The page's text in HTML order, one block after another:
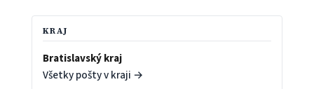
KRAJ
Bratislavský kraj
Všetky pošty v kraji →